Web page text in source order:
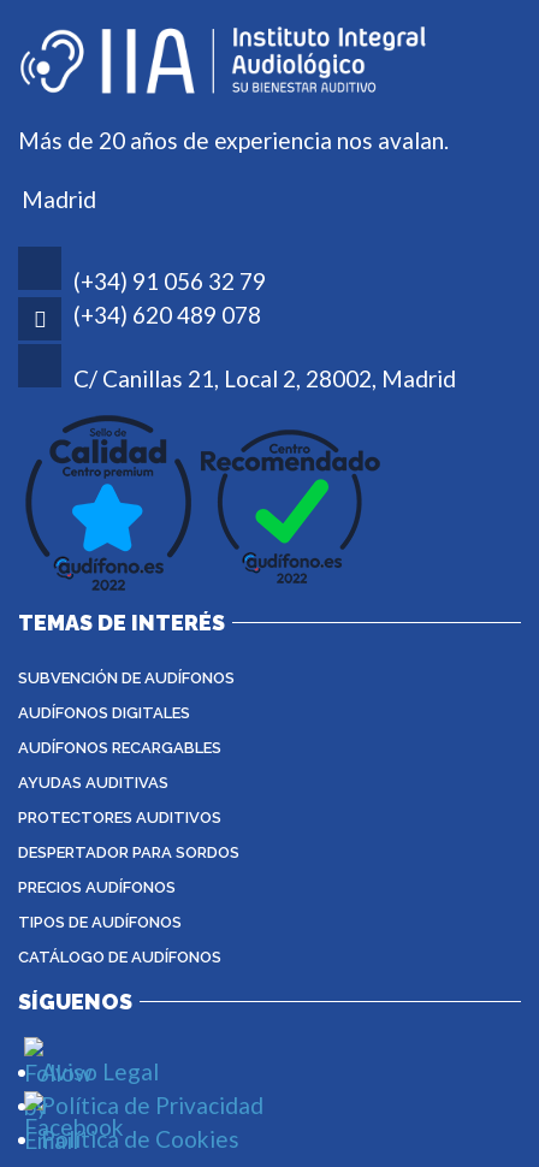
Más de 20 años de experiencia nos avalan.
Madrid
(+34) 91 056 32 79
(+34) 620 489 078
C/ Canillas 21, Local 2, 28002, Madrid
TEMAS DE INTERÉS
SUBVENCIÓN DE AUDÍFONOS
AUDÍFONOS DIGITALES
AUDÍFONOS RECARGABLES
AYUDAS AUDITIVAS
PROTECTORES AUDITIVOS
DESPERTADOR PARA SORDOS
PRECIOS AUDÍFONOS
TIPOS DE AUDÍFONOS
CATÁLOGO DE AUDÍFONOS
SÍGUENOS
Aviso Legal
Política de Privacidad
Política de Cookies